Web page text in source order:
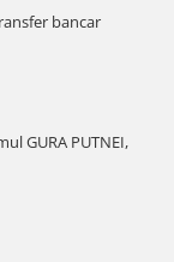
bancar
GURA PUTNEI,